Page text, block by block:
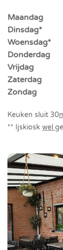
Vrijdag
Zondag
Keuken sluit 30
** Ijskiosk wel